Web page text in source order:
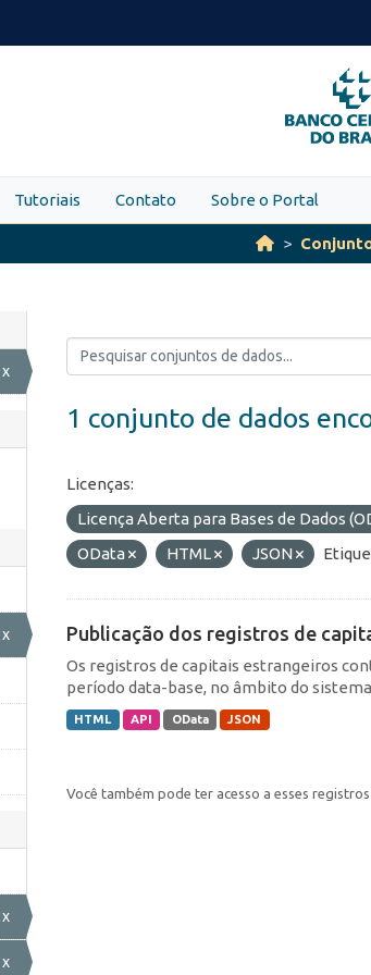
O
Tutoriais Contato Sobre o Portal
x
x
x
x
1 conjunto de dados
Licenças:
Licença Aberta para Bases de Dados
OData
HTML JSON
Publicação dos registros de
Os registros de capitais estrangeiros
período data-base, no âmbito do
HTML API OData JSON
Você também pode ter acesso a esses